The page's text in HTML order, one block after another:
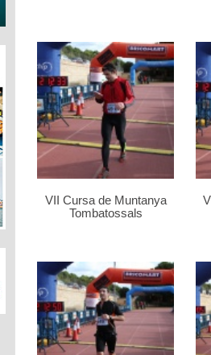
VII Cursa de Muntanya
Tombatossals